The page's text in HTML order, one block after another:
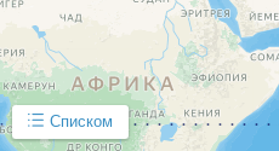
Списком